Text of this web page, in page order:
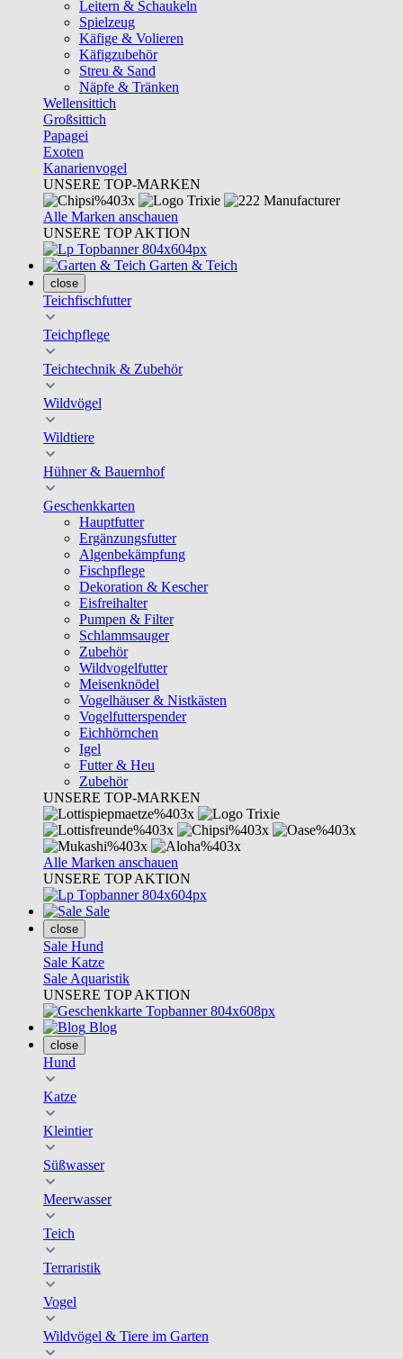
Leitern & Schaukeln
Spielzeug
Käfige & Volieren
Käfigzubehör
Streu & Sand
Näpfe & Tränken
Wellensittich
Großsittich
Papagei
Exoten
Kanarienvogel
UNSERE TOP-MARKEN
Alle Marken anschauen
UNSERE TOP AKTION
Garten & Teich
close
Teichfischfutter
Teichpflege
Teichtechnik & Zubehör
Wildvögel
Wildtiere
Hühner & Bauernhof
Geschenkkarten
Hauptfutter
Ergänzungsfutter
Algenbekämpfung
Fischpflege
Dekoration & Kescher
Eisfreihalter
Pumpen & Filter
Schlammsauger
Zubehör
Wildvogelfutter
Meisenknödel
Vogelhäuser & Nistkästen
Vogelfutterspender
Eichhörnchen
Igel
Futter & Heu
Zubehör
UNSERE TOP-MARKEN
Alle Marken anschauen
UNSERE TOP AKTION
Sale
close
Sale Hund
Sale Katze
Sale Aquaristik
UNSERE TOP AKTION
Blog
close
Hund
Katze
Kleintier
Süßwasser
Meerwasser
Teich
Terraristik
Vogel
Wildvögel & Tiere im Garten